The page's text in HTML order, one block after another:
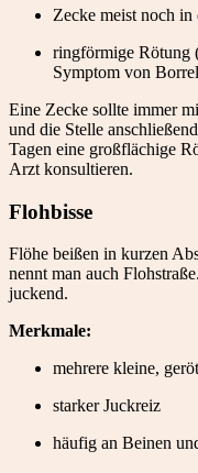
Zecke meist noch
ringförmige Rötung
Symptom von
Eine Zecke sollte immer
und die Stelle
Tagen eine großflächige
Arzt konsultieren.
Flohbisse
Flöhe beißen in kurzen
nennt man auch
juckend.
Merkmale:
mehrere kleine,
starker Juckreiz
häufig an Beinen